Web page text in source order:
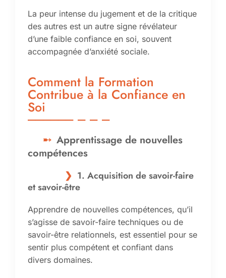
La peur intense du jugement et de la critique
des autres est un autre signe révélateur
d’une faible confiance en soi, souvent
accompagnée d’anxiété sociale.
Comment la Formation
Contribue à la Confiance en
Soi
Apprentissage de nouvelles
compétences
1. Acquisition de savoir-faire
et savoir-être
Apprendre de nouvelles compétences, qu’il
s’agisse de savoir-faire techniques ou de
savoir-être relationnels, est essentiel pour se
sentir plus compétent et confiant dans
divers domaines.